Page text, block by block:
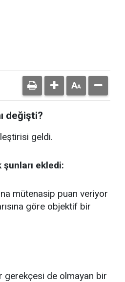
değişti?
geldi.
ekledi:
mütenasip puan veriyor
göre objektif bir
gerekçesi de olmayan bir